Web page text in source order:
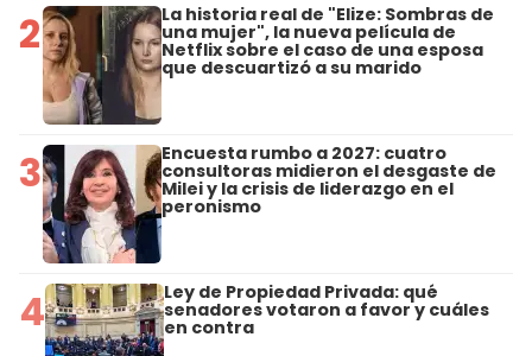
2 La historia real de "Elize: Sombras de
una mujer", la nueva película de
Netflix sobre el caso de una esposa
que descuartizó a su marido
3 Encuesta rumbo a 2027: cuatro
consultoras midieron el desgaste de
Milei y la crisis de liderazgo en el
peronismo
4 Ley de Propiedad Privada: qué
senadores votaron a favor y cuáles
en contra